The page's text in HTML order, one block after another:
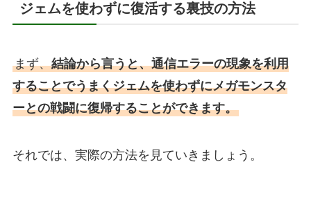
ジェムを使わずに復活する裏技の方法
まず、結論から言うと、通信エラーの現象を利用
することでうまくジェムを使わずにメガモンスタ
ーとの戦闘に復帰することができます。
それでは、実際の方法を見ていきましょう。